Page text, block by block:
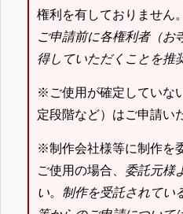
権利を有しておりません。
ご申請前に各権利者（お
得していただくことを推
※ご使用が確定していな
定段階など）はご申請い
※制作会社様等に制作を
ご使用の場合、 委託元様
い。 制作を受託されてい